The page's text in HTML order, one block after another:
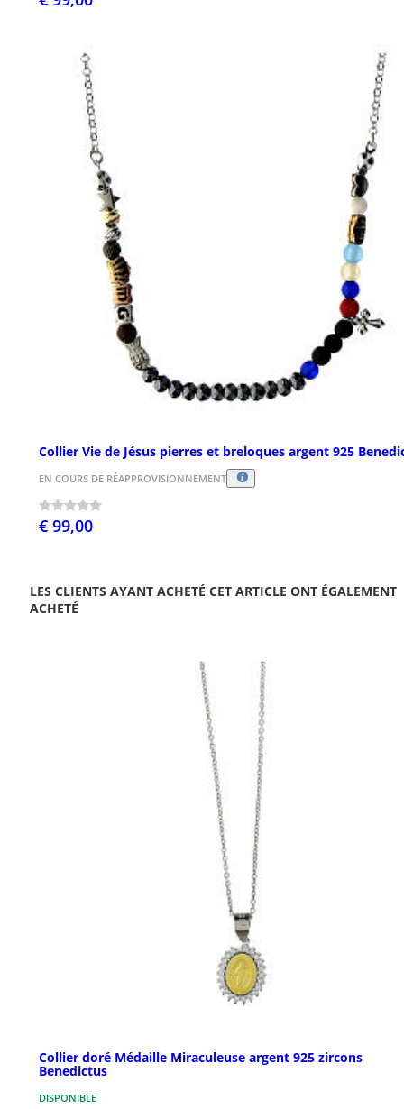
Collier Vie de Jésus pierres et breloques argent 925
EN COURS DE RÉAPPROVISIONNEMENT
€ 99,00
LES CLIENTS AYANT ACHETÉ CET ARTICLE ONT ÉGALEMENT
ACHETÉ
Collier doré Médaille Miraculeuse argent 925 zircons
Benedictus
DISPONIBLE